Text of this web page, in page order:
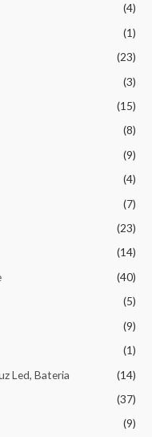
(4)
(1)
(23)
(3)
(15)
(8)
(9)
(4)
(7)
(23)
(14)
(40)
(5)
(9)
(1)
Led, Bateria
(14)
(37)
(9)